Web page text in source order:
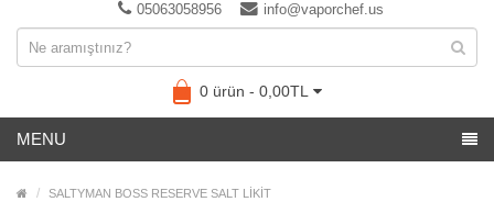
05063058956 info@vaporchef.us
0 ürün - 0,00TL
MENU
SALTYMAN BOSS RESERVE SALT LİKİT